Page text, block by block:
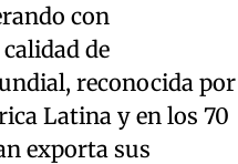
con
de
reconocida por
Latina y en los 70
exporta sus